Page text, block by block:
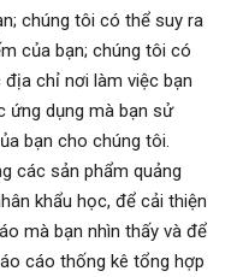
chúng tôi có thể suy ra
của bạn; chúng tôi có
chỉ nơi làm việc bạn
ứng dụng mà bạn sử
bạn cho chúng tôi.
các sản phẩm quảng
khẩu học, để cải thiện
mà bạn nhìn thấy và để
cáo thống kê tổng hợp